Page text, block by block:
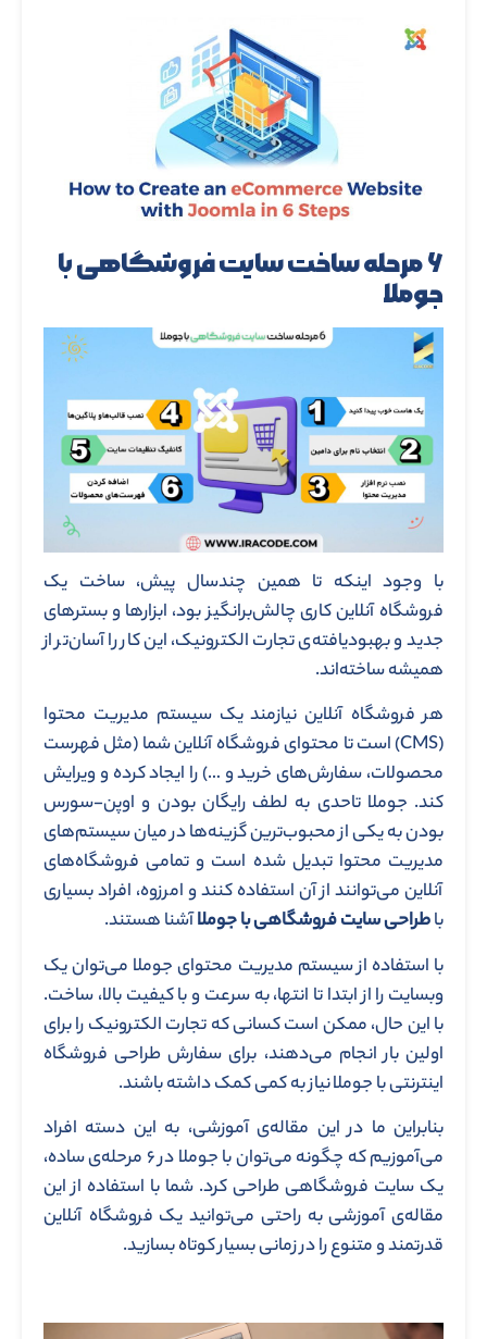
۶ مرحله ساخت سایت فروشگاهی با
جوملا
با وجود اینکه تا همین چندسال پیش، ساخت یک
فروشگاه آنلاین کاری چالش‌برانگیز بود، ابزارها و بسترهای
جدید و بهبود‌یافته‌ی تجارت الکترونیک، این کار را آسان‌تر از
همیشه ساخته‌اند.
هر فروشگاه آنلاین نیازمند یک سیستم مدیریت محتوا
(CMS) است تا محتوای فروشگاه آنلاین شما (مثل فهرست
محصولات، سفارش‌های خرید و …) را ایجاد کرده و ویرایش
کند. جوملا تاحدی به لطف رایگان بودن و اوپن-سورس
بودن به یکی از محبوب‌ترین گزینه‌ها در میان سیستم‌های
مدیریت محتوا تبدیل شده است و تمامی فروشگاه‌های
آنلاین می‌توانند از آن استفاده کنند و امرزوه، افراد بسیاری
باطراحی سایت فروشگاهی با جوملاآشنا هستند.
با استفاده از سیستم مدیریت محتوای جوملا می‌توان یک
وبسایت را از ابتدا تا انتها، به سرعت و با کیفیت بالا، ساخت.
با این حال، ممکن است کسانی که تجارت الکترونیک را برای
اولین بار انجام می‌دهند، برای سفارش طراحی فروشگاه
اینترنتی با جوملا نیاز به کمی کمک داشته باشند.
بنابراین ما در این مقاله‌ی آموزشی، به این دسته افراد
می‌آموزیم که چگونه می‌توان با جوملا در ۶ مرحله‌ی ساده،
یک سایت فروشگاهی طراحی کرد. شما با استفاده از این
مقاله‌ی آموزشی به راحتی می‌توانید یک فروشگاه آنلاین
قدرتمند و متنوع را در زمانی بسیار کوتاه بسازید.